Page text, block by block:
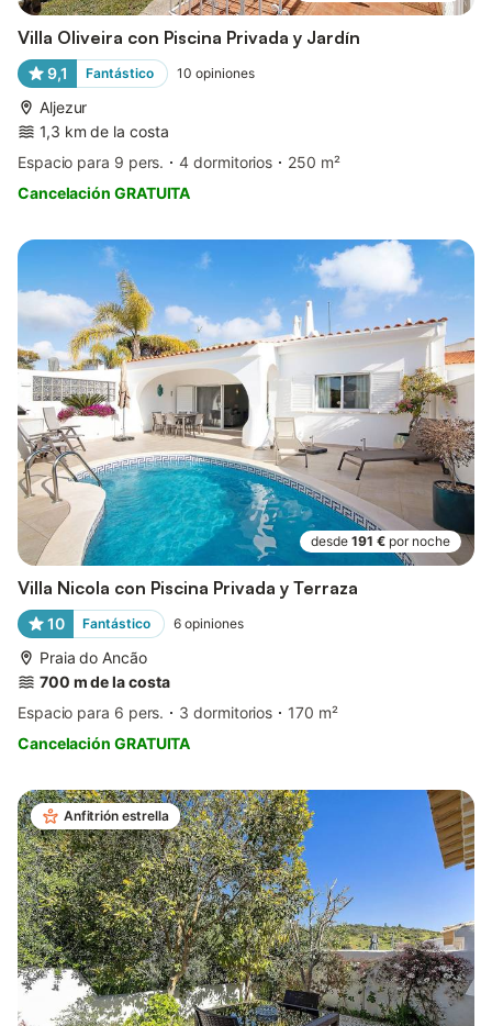
Villa Oliveira con Piscina Privada y Jardín
9,1 Fantástico 10 opiniones
Aljezur
1,3 km de la costa
Espacio para 9 pers.
4 dormitorios
250 m²
Cancelación GRATUITA
desde 191 € por noche
Villa Nicola con Piscina Privada y Terraza
10 Fantástico 6 opiniones
Praia do Ancão
700 m de la costa
Espacio para 6 pers.
3 dormitorios
170 m²
Cancelación GRATUITA
Anfitrión estrella